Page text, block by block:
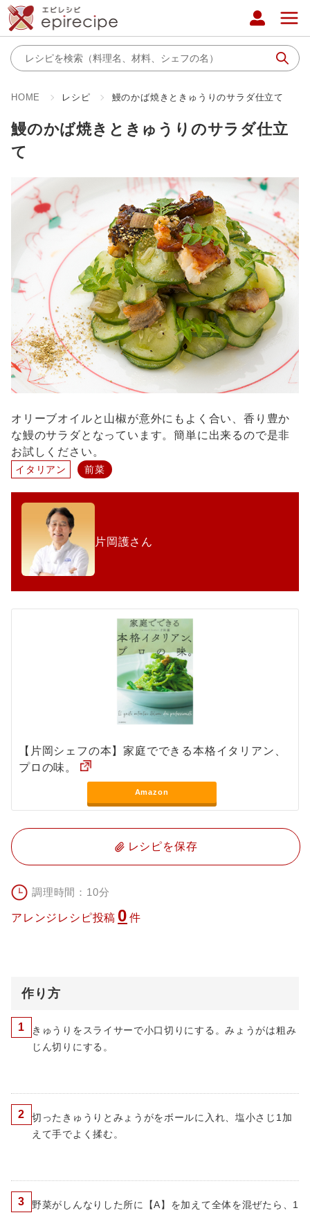
HOME レシピ 鰻のかば焼きときゅうりのサラダ仕立て
鰻のかば焼きときゅうりのサラダ仕立
て
オリーブオイルと山椒が意外にもよく合い、香り豊か
な鰻のサラダとなっています。簡単に出来るので是非
お試しください。
イタリアン 前菜
片岡護さん
【片岡シェフの本】家庭でできる本格イタリアン、
プロの味。
Amazon
レシピを保存
調理時間：10分
アレンジレシピ投稿 0 件
作り方
1
きゅうりをスライサーで小口切りにする。みょうがは粗み
じん切りにする。
2
切ったきゅうりとみょうがをボールに入れ、塩小さじ1加
えて手でよく揉む。
3
野菜がしんなりした所に【A】を加えて全体を混ぜたら、1